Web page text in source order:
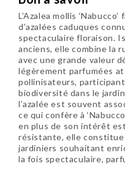
L’Azalea mollis
d’azalées caduques
spectaculaire floraison.
anciens, elle combine la
avec une grande valeur
légèrement parfumées
pollinisateurs,
biodiversité dans le
l’azalée est souvent
ce qui confère à
en plus de son intérêt
résistante, elle constitue
jardiniers souhaitant
la fois spectaculaire,